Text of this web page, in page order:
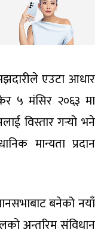
एउटा आधार
५ मंसिर २०६३ मा
विस्तार गर्‍यो भने
मान्यता प्रदान
बनेको नयाँ
अन्तरिम संविधान